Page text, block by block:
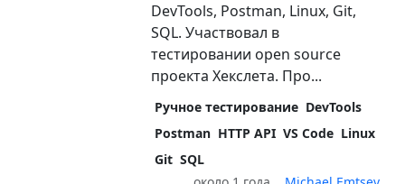
DevTools, Postman, Linux, Git,
SQL. Участвовал в
тестировании open source
проекта Хекслета. Про...
Ручное тестирование DevTools
Postman HTTP API VS Code Linux
Git SQL